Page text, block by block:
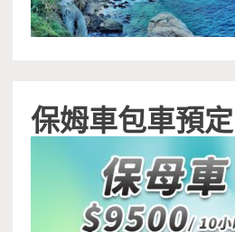
保姆車包車預定